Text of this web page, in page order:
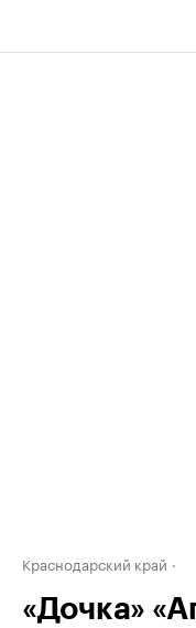
Краснодарский край
«Дочка»